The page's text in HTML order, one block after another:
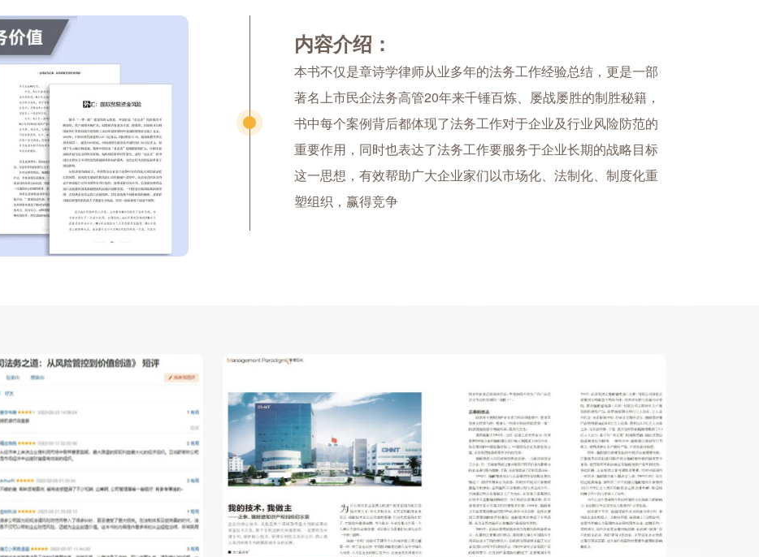
内容介绍：
本书不仅是章诗学律师从业多年的法务工作经验总结，更是一部
著名上市民企法务高管20年来千锤百炼、屡战屡胜的制胜秘籍，
书中每个案例背后都体现了法务工作对于企业及行业风险防范的
重要作用，同时也表达了法务工作要服务于企业长期的战略目标
这一思想，有效帮助广大企业家们以市场化、法制化、制度化重
塑组织，赢得竞争